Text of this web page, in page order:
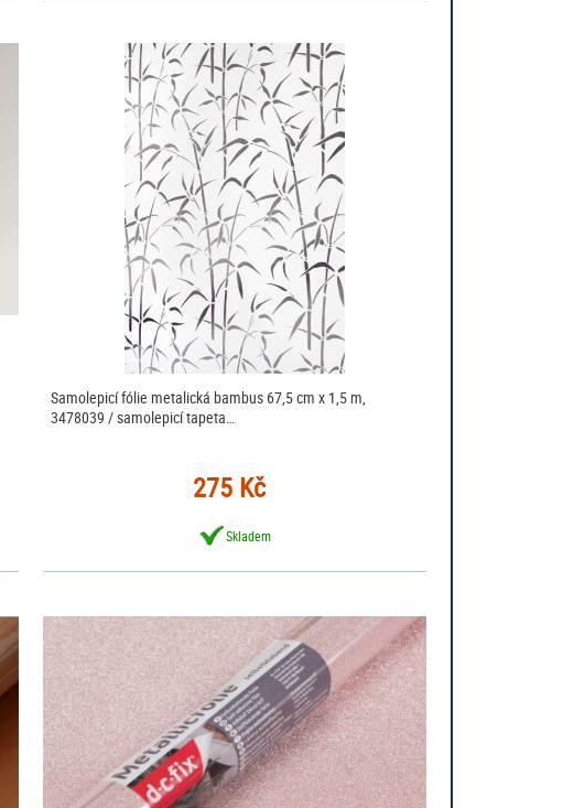
Samolepicí fólie metalická bambus 67,5 cm x 1,5 m,
3478039 / samolepicí tapeta…
275 Kč
Skladem